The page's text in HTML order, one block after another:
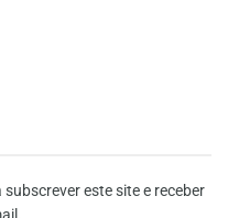
este site e receber